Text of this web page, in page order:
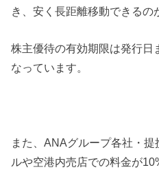
き、安く長距離移動できるの
株主優待の有効期限は発行日
なっています。
また、ANAグループ各社・
ルや空港内売店での料金が